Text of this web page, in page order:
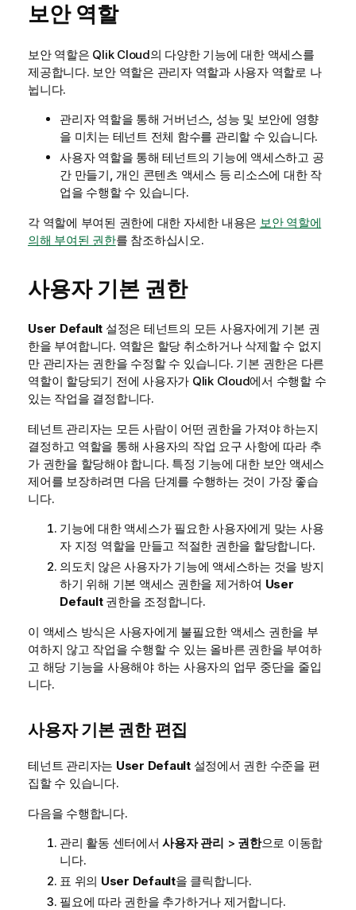
보안 역할
보안 역할은 Qlik Cloud의 다양한 기능에 대한 액세스를
제공합니다. 보안 역할은 관리자 역할과 사용자 역할로 나
뉩니다.
관리자 역할을 통해 거버넌스, 성능 및 보안에 영향
을 미치는 테넌트 전체 함수를 관리할 수 있습니다.
사용자 역할을 통해 테넌트의 기능에 액세스하고 공
간 만들기, 개인 콘텐츠 액세스 등 리소스에 대한 작
업을 수행할 수 있습니다.
각 역할에 부여된 권한에 대한 자세한 내용은 보안 역할에
의해 부여된 권한를 참조하십시오.
사용자 기본 권한
User Default 설정은 테넌트의 모든 사용자에게 기본 권
한을 부여합니다. 역할은 할당 취소하거나 삭제할 수 없지
만 관리자는 권한을 수정할 수 있습니다. 기본 권한은 다른
역할이 할당되기 전에 사용자가 Qlik Cloud에서 수행할 수
있는 작업을 결정합니다.
테넌트 관리자는 모든 사람이 어떤 권한을 가져야 하는지
결정하고 역할을 통해 사용자의 작업 요구 사항에 따라 추
가 권한을 할당해야 합니다. 특정 기능에 대한 보안 액세스
제어를 보장하려면 다음 단계를 수행하는 것이 가장 좋습
니다.
기능에 대한 액세스가 필요한 사용자에게 맞는 사용
자 지정 역할을 만들고 적절한 권한을 할당합니다.
의도치 않은 사용자가 기능에 액세스하는 것을 방지
하기 위해 기본 액세스 권한을 제거하여 User
Default권한을 조정합니다.
이 액세스 방식은 사용자에게 불필요한 액세스 권한을 부
여하지 않고 작업을 수행할 수 있는 올바른 권한을 부여하
고 해당 기능을 사용해야 하는 사용자의 업무 중단을 줄입
니다.
사용자 기본 권한 편집
테넌트 관리자는 User Default설정에서 권한 수준을 편
집할 수 있습니다.
다음을 수행합니다.
관리 활동 센터에서사용자 관리 > 권한으로 이동합
니다.
표 위의 User Default을 클릭합니다.
필요에 따라 권한을 추가하거나 제거합니다.